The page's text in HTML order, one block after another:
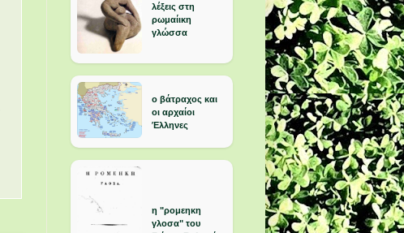
λέξεις στη
ρωμαίικη
γλώσσα
ο βάτραχος και
οι αρχαίοι
Έλληνες
η "ρομεηκη
γλοσα" του